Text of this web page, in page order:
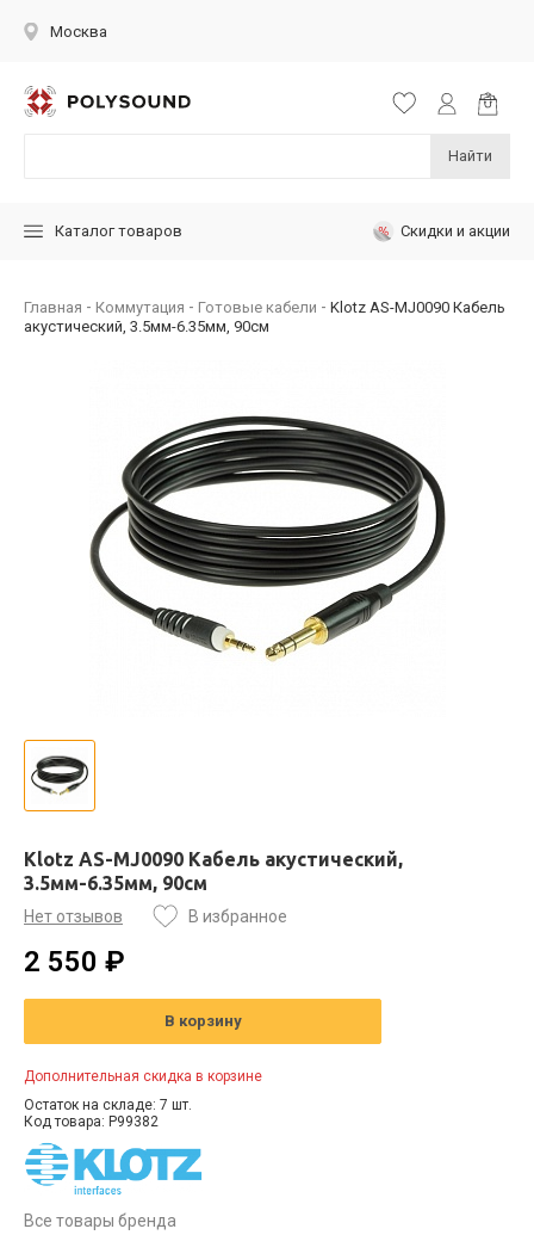
Москва
Найти
Каталог товаров Скидки и акции
Главная Коммутация Готовые кабели
Klotz AS-MJ0090 Кабель
акустический, 3.5мм-6.35мм, 90см
Klotz AS-MJ0090 Кабель акустический,
3.5мм-6.35мм, 90см
Нет отзывов В избранное
2 550 ₽
В корзину
Дополнительная скидка в корзине
Остаток на складе: 7 шт.
Код товара: P99382
Все товары бренда